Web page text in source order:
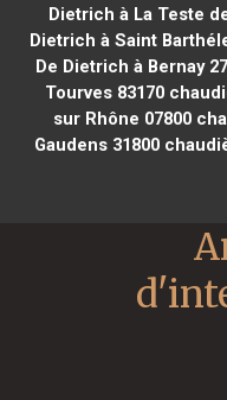
Dietrich à La Teste
Dietrich à Saint
De Dietrich à Bernay
Tourves 83170
sur Rhône 07800
Gaudens 31800